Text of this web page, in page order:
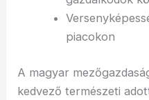
piacokon
A magyar
kedvező természeti